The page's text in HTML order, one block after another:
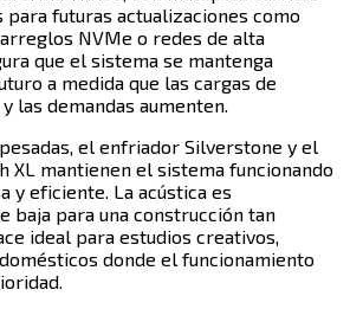
para futuras actualizaciones como
NVMe o redes de alta
que el sistema se mantenga
a medida que las cargas de
el enfriador Silverstone y el
XL mantienen el sistema funcionando
y eficiente. La acústica es
baja para una construcción tan
ideal para estudios creativos,
donde el funcionamiento